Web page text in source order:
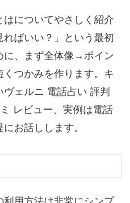
はについてやさしく紹介
ればいい？」という最初
に、まず全体像→ポイン
つかみを作ります。キ
ェルニ 電話占い 評判
レビュー、実例は電話
お話しします。